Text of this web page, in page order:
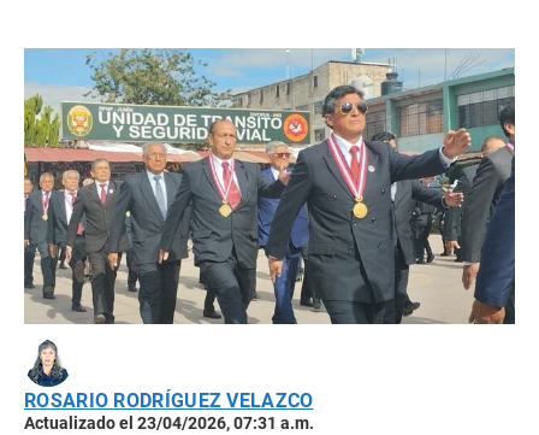
ROSARIO RODRÍGUEZ VELAZCO
Actualizado el 23/04/2026, 07:31 a.m.